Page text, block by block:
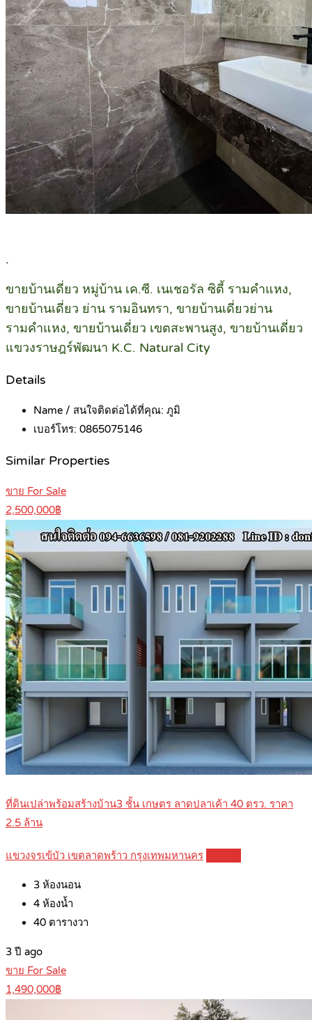
.
ขายบ้านเดี่ยว หมู่บ้าน เค.ซี. เนเชอรัล ซิตี้ รามคำแหง,
ขายบ้านเดี่ยว ย่าน รามอินทรา, ขายบ้านเดี่ยวย่าน
รามคำแหง, ขายบ้านเดี่ยว เขตสะพานสูง, ขายบ้านเดี่ยว
แขวงราษฎร์พัฒนา K.C. Natural City
Details
Name / สนใจติดต่อได้ที่คุณ: ภูมิ
เบอร์โทร: 0865075146
Similar Properties
ขาย For Sale
2,500,000฿
ที่ดินเปล่าพร้อมสร้างบ้าน3 ชั้น เกษตร ลาดปลาเค้า 40 ตรว. ราคา
2.5 ล้าน
แขวงจรเข้บัว เขตลาดพร้าว กรุงเทพมหานคร
3 ห้องนอน
4 ห้องน้ำ
40 ตารางวา
3 ปี ago
ขาย For Sale
1,490,000฿